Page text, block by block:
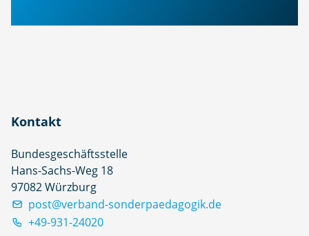
Kontakt
Bundesgeschäftsstelle
Hans-Sachs-Weg 18
97082 Würzburg
post@verband-sonderpaedagogik.de
+49-931-24020